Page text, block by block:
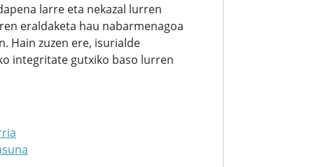
larre eta nekazal lurren
eraldaketa hau nabarmenagoa
Hain zuzen ere, isurialde
integritate gutxiko baso lurren